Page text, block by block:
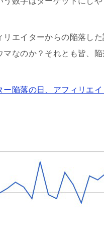
リエイターからの陥落し
なのか？それとも皆、
ー陥落の日、アフィリエ